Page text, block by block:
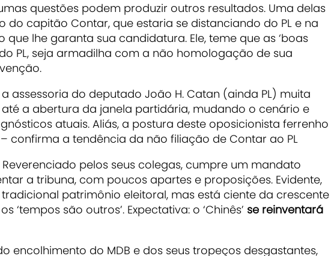
questões podem produzir outros resultados. Uma delas
do capitão Contar, que estaria se distanciando do PL e na
lhe garanta sua candidatura. Ele, teme que as ‘boas
PL, seja armadilha com a não homologação de sua
assessoria do deputado João H. Catan (ainda PL) muita
a abertura da janela partidária, mudando o cenário e
atuais. Aliás, a postura deste oposicionista ferrenho
confirma a tendência da não filiação de Contar ao PL
Reverenciado pelos seus colegas, cumpre um mandato
a tribuna, com poucos apartes e proposições. Evidente,
patrimônio eleitoral, mas está ciente da crescente
‘tempos são outros’. Expectativa: o ‘Chinês’ se reinventará
encolhimento do MDB e dos seus tropeços desgastantes,